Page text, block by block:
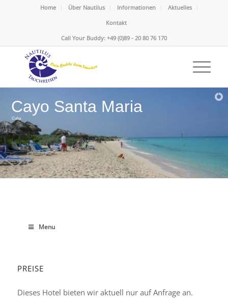
Home Über Nautilus Informationen
Aktuelles
Kontakt
Call Your Buddy: +49 (0)89 - 20 80 76 170
Cayo Santa Maria
Cuba
Menu
PREISE
Dieses Hotel bieten wir aktuell nur auf Anfrage an.